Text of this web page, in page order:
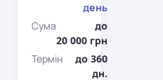
день
Сума
до
20 000 грн
Термін
до 360
дн.